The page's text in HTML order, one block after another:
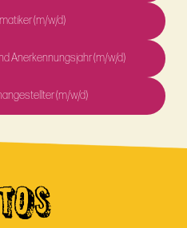
(m/w/d)
Anerkennungsjahr (m/w/d)
(m/w/d)